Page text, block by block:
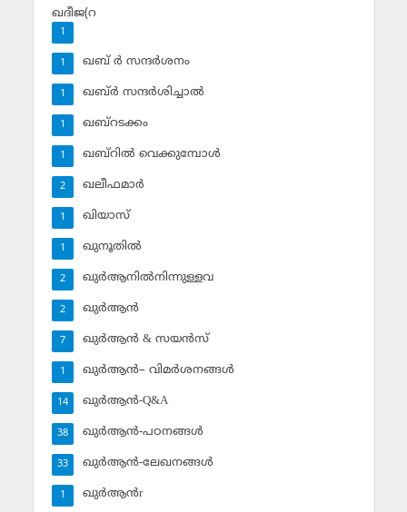
ഖദീജ(റ
1
ഖബ് ര്‍ സന്ദര്‍ശനം
1
ഖബ്ര്‍ സന്ദര്‍ശിച്ചാല്‍
1
ഖബ്‌റടക്കം
1
ഖബ്‌റില്‍ വെക്കുമ്പോള്‍
1
ഖലീഫമാര്‍
2
ഖിയാസ്
1
ഖുനൂതില്‍
1
ഖുര്‍ആനില്‍നിന്നുള്ളവ
2
ഖുര്‍ആന്‍
2
ഖുര്‍ആന്‍ & സയന്‍സ്‌
7
ഖുര്‍ആന്‍– വിമര്‍ശനങ്ങള്‍
1
ഖുര്‍ആന്‍-Q&A
14
ഖുര്‍ആന്‍-പഠനങ്ങള്‍
38
ഖുര്‍ആന്‍-ലേഖനങ്ങള്‍
33
ഖുര്‍ആന്‍r
1